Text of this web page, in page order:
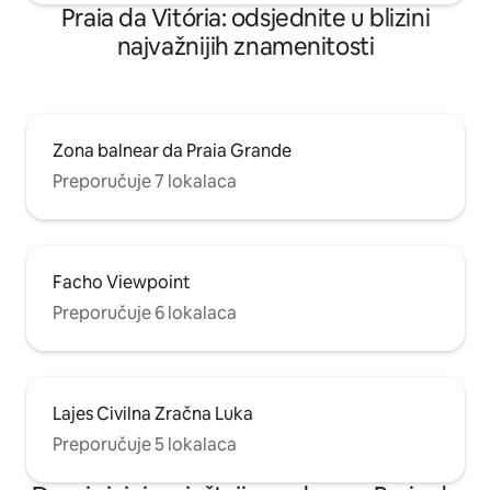
Praia da Vitória: odsjednite u blizini
najvažnijih znamenitosti
Zona balnear da Praia Grande
Preporučuje 7 lokalaca
Facho Viewpoint
Preporučuje 6 lokalaca
Lajes Civilna Zračna Luka
Preporučuje 5 lokalaca